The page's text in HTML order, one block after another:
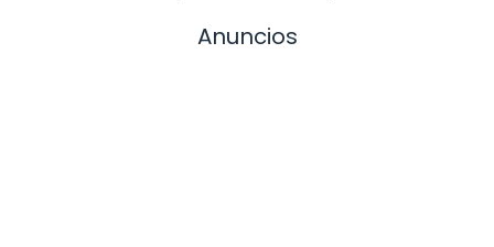
Anuncios